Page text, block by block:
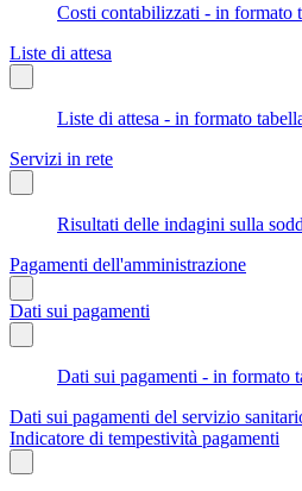
Costi contabilizzati - in formato
Liste di attesa
Liste di attesa - in formato
Servizi in rete
Risultati delle indagini sulla
Pagamenti dell'amministrazione
Dati sui pagamenti
Dati sui pagamenti - in formato
Dati sui pagamenti del servizio
Indicatore di tempestività pagamenti